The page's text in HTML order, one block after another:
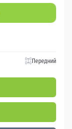
Передний